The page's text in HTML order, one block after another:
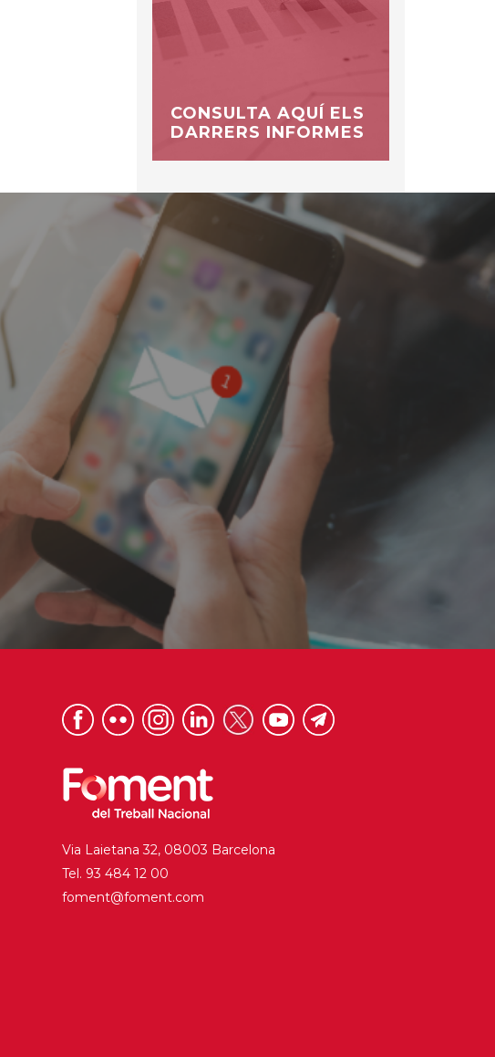
CONSULTA AQUÍ ELS
DARRERS INFORMES
Via Laietana 32, 08003 Barcelona
Tel. 93 484 12 00
foment@foment.com